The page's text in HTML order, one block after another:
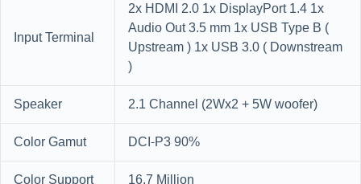
Input Terminal
2x HDMI 2.0 1x DisplayPort 1.4 1x
Audio Out 3.5 mm 1x USB Type B (
Upstream ) 1x USB 3.0 ( Downstream
)
Speaker
2.1 Channel (2Wx2 + 5W woofer)
Color Gamut
DCI-P3 90%
Color Support
16.7 Million